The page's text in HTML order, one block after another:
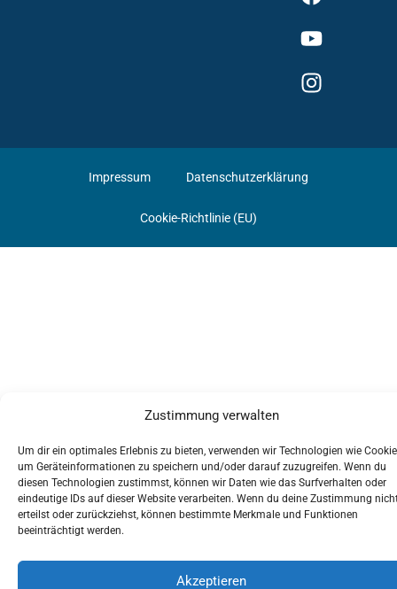
Zustimmung verwalten
Um dir ein optimales Erlebnis zu bieten, verwenden wir Technologien wie
um Geräteinformationen zu speichern und/oder darauf zuzugreifen. Wenn du
diesen Technologien zustimmst, können wir Daten wie das Surfverhalten oder
eindeutige IDs auf dieser Website verarbeiten. Wenn du deine Zustimmung
erteilst oder zurückziehst, können bestimmte Merkmale und Funktionen
beeinträchtigt werden.
Akzeptieren
Impressum Datenschutzerklärung
Cookie-Richtlinie (EU)